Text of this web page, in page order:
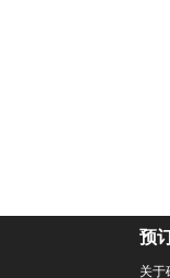
预
关于